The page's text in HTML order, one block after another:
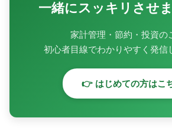
一緒にスッキリさせま
家計管理・節約・投資の
初心者目線でわかりやすく発信
👉 はじめての方はこ